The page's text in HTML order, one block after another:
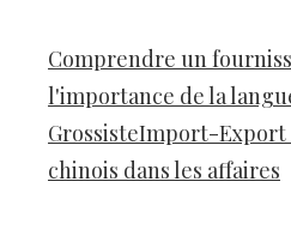
Comprendre un
l'importance de la
GrossisteImport-Export
chinois dans les affaires